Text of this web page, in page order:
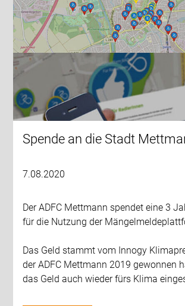
Spende an die Stadt
7.08.2020
Der ADFC Mettmann spendet eine 3
für die Nutzung der
Das Geld stammt vom Innogy
der ADFC Mettmann 2019 gewonnen
das Geld auch wieder fürs Klima